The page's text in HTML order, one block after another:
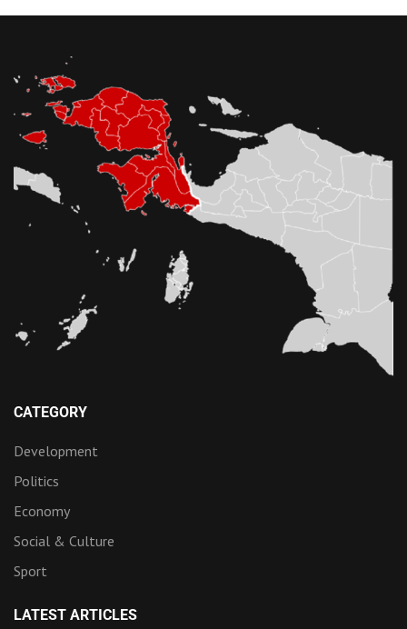
CATEGORY
Development
Politics
Economy
Social & Culture
Sport
LATEST ARTICLES